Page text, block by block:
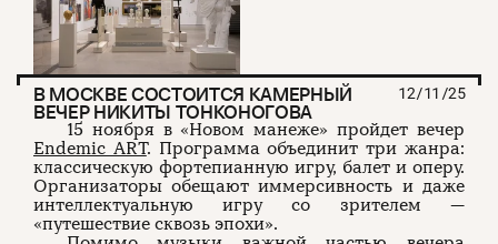
В МОСКВЕ СОСТОИТСЯ КАМЕРНЫЙ
ВЕЧЕР НИКИТЫ ТОНКОНОГОВА
12/11/25
15 ноября в «Новом манеже» пройдет вечер
Endemic ART. Программа объединит три жанра:
классическую фортепианную игру, балет и оперу.
Организаторы обещают иммерсивность и даже
интеллектуальную игру со зрителем —
«путешествие сквозь эпохи».